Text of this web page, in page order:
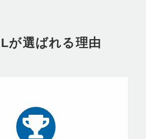
が選ばれる理由